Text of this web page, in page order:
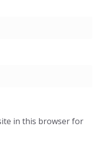
in this browser for